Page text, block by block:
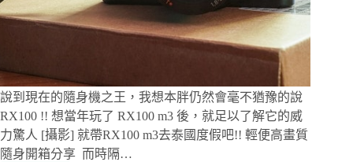
說到現在的隨身機之王，我想本胖仍然會毫不猶豫的說
RX100 !! 想當年玩了 RX100 m3 後，就足以了解它的威
力驚人 [攝影] 就帶RX100 m3去泰國度假吧!! 輕便高畫質
隨身開箱分享 而時隔…